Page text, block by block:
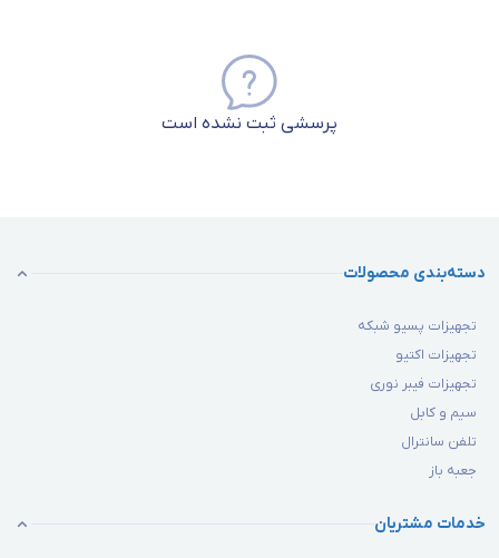
انتخاب بهترین گزینه راهنمایی کنند. این مزایا، همراه با تضمین اصالت
کالا، موجب می‌شود که خرید از برقچی تجربه‌ای اطمینان‌بخش و به‌صرفه
پرسشی ثبت نشده است
دسته‌بندی محصولات
تجهیزات پسیو شبکه
تجهیزات اکتیو
تجهیزات فیبر نوری
سیم و کابل
تلفن سانترال
جعبه باز
خدمات مشتریان